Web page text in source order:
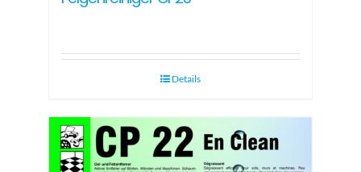
Details